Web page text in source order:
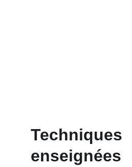
Techniques
enseignées